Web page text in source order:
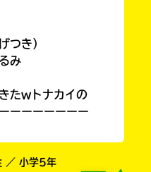
つき）
み
たwトナカイの
ーーーーーーー
／ 小学5年